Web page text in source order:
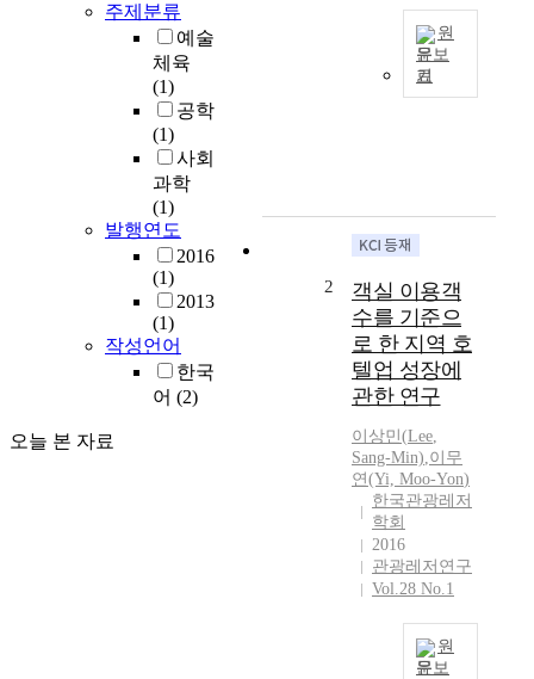
주제분류
예술
체육
(1)
공학
(1)
사회
과학
(1)
발행연도
2016
(1)
2013
(1)
작성언어
한국
어 (2)
오늘 본 자료
원
문보
기
2
객실 이용객
수를 기준으
로 한 지역 호
텔업 성장에
관한 연구
이상민(Lee,
Sang-Min),이무
연(Yi, Moo-Yon)
한국관광레저
학회
2016
관광레저연구
Vol.28 No.1
원
문보